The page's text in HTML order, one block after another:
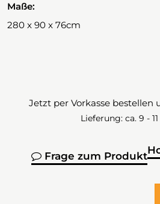
Maße:
280 x 90 x 76cm
Jetzt per Vorkasse bestellen
Lieferung: ca. 9 -
Frage zum Produkt